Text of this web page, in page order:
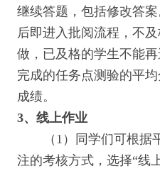
继续答题，包括修改答
后即进入批阅流程，不
做，已及格的学生不能
完成的任务点测验的平
成绩。
3、线上作业
（1）同学们可根
注的考核方式，选择“线